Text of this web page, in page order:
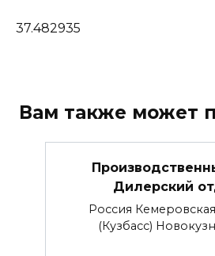
37.482935
Вам также может
Дилерский
Россия
(Кузбасс)